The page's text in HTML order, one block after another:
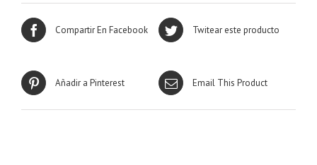
Compartir En Facebook Twitear este producto
Añadir a Pinterest Email This Product